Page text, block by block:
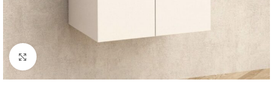
Click to enlarge